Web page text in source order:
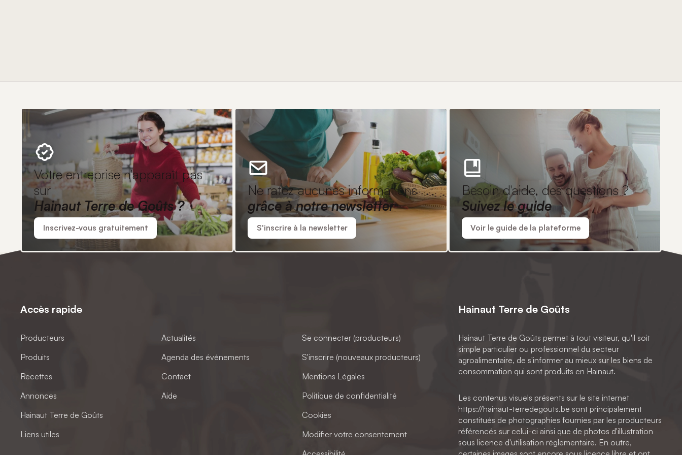
Votre entreprise n'apparaît pas
sur
Hainaut Terre de Goûts ?
Inscrivez-vous gratuitement
Ne ratez aucunes informations
grâce à notre newsletter
S'inscrire à la newsletter
Besoin d'aide, des questions ?
Suivez le guide
Voir le guide de la plateforme
Accès rapide
Producteurs
Produits
Recettes
Annonces
Hainaut Terre de Goûts
Liens utiles
Actualités
Agenda des événements
Contact
Aide
Se connecter (producteurs)
S'inscrire (nouveaux producteurs)
Mentions Légales
Politique de confidentialité
Cookies
Modifier votre consentement
Hainaut Terre de Goûts
Hainaut Terre de Goûts permet à tout visiteur, qu'il soit
simple particulier ou professionnel du secteur
agroalimentaire, de s'informer au mieux sur les biens de
consommation qui sont produits en Hainaut.
Les contenus visuels présents sur le site internet
https://hainaut-terredegouts.be sont principalement
constitués de photographies fournies par les producteurs
référencés sur celui-ci ainsi que de photos d'illustration
sous licence d'utilisation réglementaire. En outre,